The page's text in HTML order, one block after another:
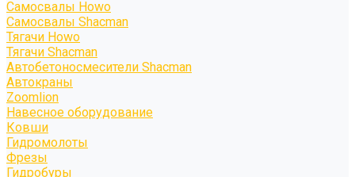
Самосвалы Howo
Самосвалы Shacman
Тягачи Howo
Тягачи Shacman
Автобетоносмесители Shacman
Автокраны
Zoomlion
Навесное оборудование
Ковши
Гидромолоты
Фрезы
Гидробуры